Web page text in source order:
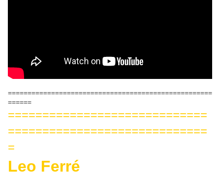
====================================================
======
=============================
=============================
=
Leo Ferré